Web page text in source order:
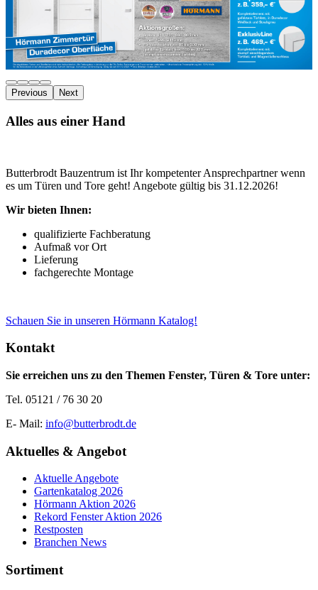
Previous Next
Alles aus einer Hand
Butterbrodt Bauzentrum ist Ihr kompetenter Ansprechpartner wenn
es um Türen und Tore geht! Angebote gültig bis 31.12.2026!
Wir bieten Ihnen:
qualifizierte Fachberatung
Aufmaß vor Ort
Lieferung
fachgerechte Montage
Schauen Sie in unseren Hörmann Katalog!
Kontakt
Sie erreichen uns zu den Themen Fenster, Türen & Tore unter:
Tel. 05121 / 76 30 20
E- Mail: info@butterbrodt.de
Aktuelles & Angebot
Aktuelle Angebote
Gartenkatalog 2026
Hörmann Aktion 2026
Rekord Fenster Aktion 2026
Restposten
Branchen News
Sortiment